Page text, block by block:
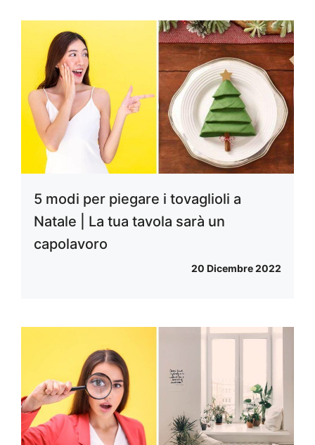
5 modi per piegare i tovaglioli a
Natale | La tua tavola sarà un
capolavoro
20 Dicembre 2022